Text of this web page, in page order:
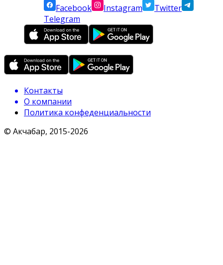
Facebook
Instagram
Twitter
Telegram
Контакты
О компании
Политика конфеденциальности
© Акчабар, 2015-2026